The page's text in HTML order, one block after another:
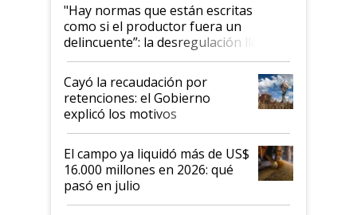
"Hay normas que están escritas
como si el productor fuera un
delincuente”: la desregulación llegó
al Congreso Aapresid y hasta se
habló del financiamiento al IPCVA
Cayó la recaudación por
retenciones: el Gobierno
explicó los motivos
El campo ya liquidó más de US$
16.000 millones en 2026: qué
pasó en julio